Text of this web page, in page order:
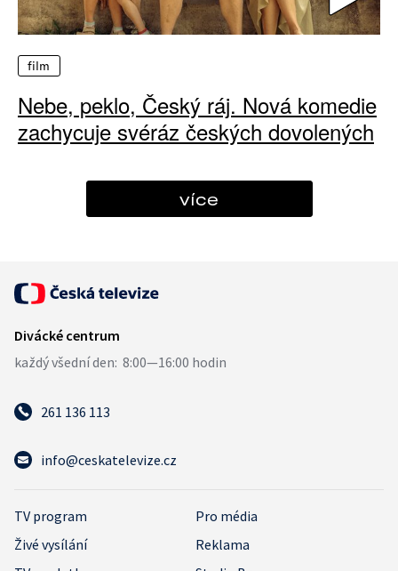
film
Nebe, peklo, Český ráj. Nová komedie
zachycuje svéráz českých dovolených
více
261 136 113
info@ceskatelevize.cz
TV program
Pro média
Živé vysílání
Reklama